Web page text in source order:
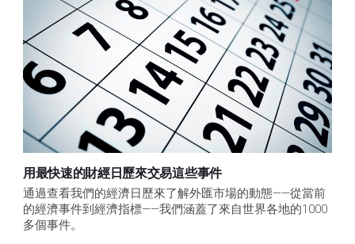
用最快速的財經日歷來交易這些事件
通過查看我們的經濟日歷來了解外匯市場的動態——從當前
的經濟事件到經濟指標——我們涵蓋了來自世界各地的1000
多個事件。